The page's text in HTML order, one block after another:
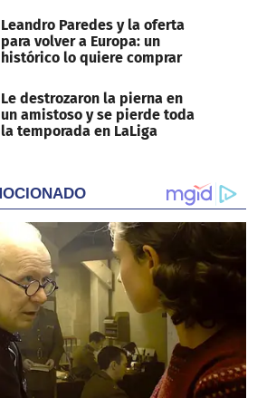
Leandro Paredes y la oferta
para volver a Europa: un
histórico lo quiere comprar
Le destrozaron la pierna en
un amistoso y se pierde toda
la temporada en LaLiga